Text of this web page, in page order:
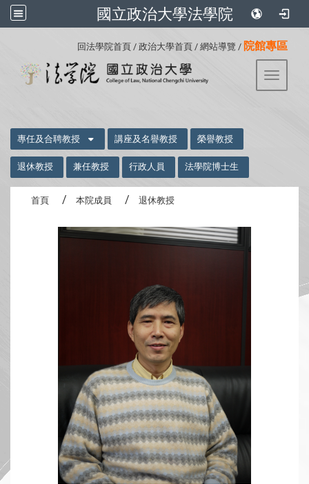
國立政治大學法學院
回法學院首頁 / 政治大學首頁 / 網站導覽 / 院館專區
Toggle
專任及合聘教授 講座及名譽教授 榮譽教授
退休教授 兼任教授 行政人員 法學院博士生
首頁 本院成員 退休教授